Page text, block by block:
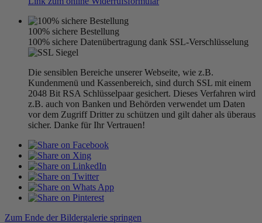
100% sichere Bestellung
100% sichere Datenübertragung dank SSL-Verschlüsselung
Die sensiblen Bereiche unserer Webseite, wie z.B.
Kundenmenü und Kassenbereich, sind durch SSL mit einem
2048 Bit RSA Schlüsselpaar gesichert. Dieses Verfahren wird
z.B. auch von Banken und Behörden verwendet um Daten
vor dem Zugriff Dritter zu schützen und gilt daher als überaus
sicher. Danke für Ihr Vertrauen!
Zum Ende der Bildergalerie springen